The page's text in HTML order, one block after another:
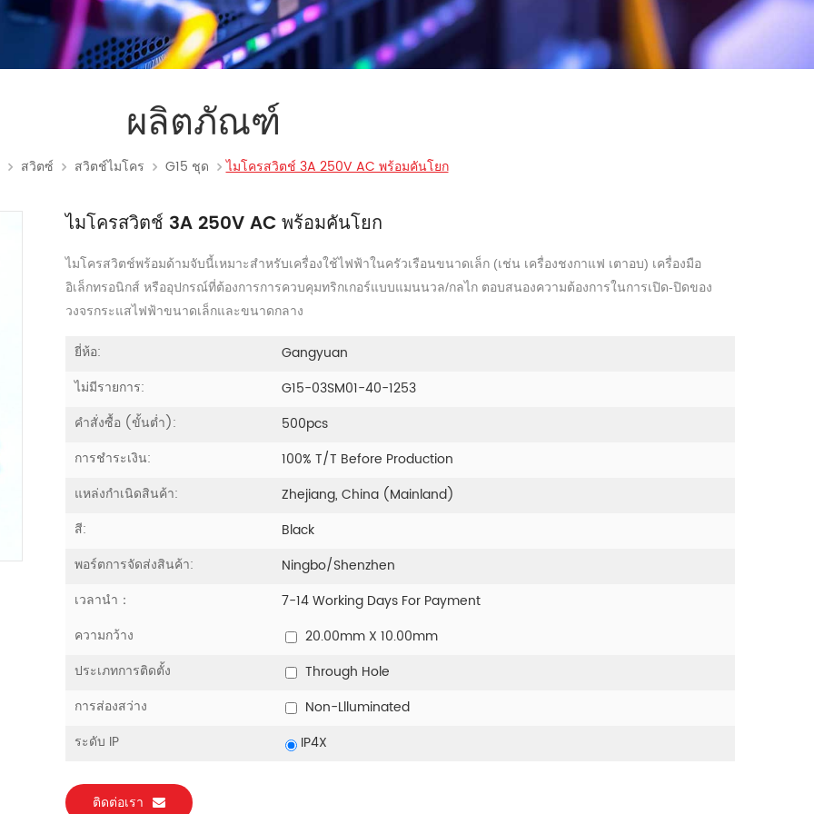
ผลิตภัณฑ์
สวิตซ์ สวิตช์ไมโคร G15 ชุด ไมโครสวิตช์ 3A 250V AC พร้อมคันโยก
ไมโครสวิตช์ 3A 250V AC พร้อมคันโยก
ไมโครสวิตช์พร้อมด้ามจับนี้เหมาะสำหรับเครื่องใช้ไฟฟ้าในครัวเรือนขนาดเล็ก (เช่น เครื่องชงกาแฟ เตาอบ) เครื่องมือ
อิเล็กทรอนิกส์ หรืออุปกรณ์ที่ต้องการการควบคุมทริกเกอร์แบบแมนนวล/กลไก ตอบสนองความต้องการในการเปิด-ปิดของ
วงจรกระแสไฟฟ้าขนาดเล็กและขนาดกลาง
ยี่ห้อ:
Gangyuan
ไม่มีรายการ:
G15-03SM01-40-1253
คำสั่งซื้อ (ขั้นต่ำ):
500pcs
การชำระเงิน:
100% T/T Before Production
แหล่งกำเนิดสินค้า:
Zhejiang, China (Mainland)
สี:
Black
พอร์ตการจัดส่งสินค้า:
Ningbo/Shenzhen
เวลานำ：
7-14 Working Days For Payment
ความกว้าง
20.00mm X 10.00mm
ประเภทการติดตั้ง
Through Hole
การส่องสว่าง
Non-Llluminated
ระดับ IP
IP4X
ติดต่อเรา